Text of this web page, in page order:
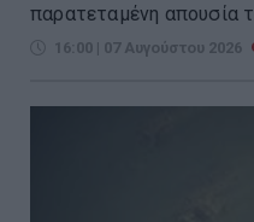
παρατεταμένη απουσία
16:00 | 07 Αυγούστου 2026